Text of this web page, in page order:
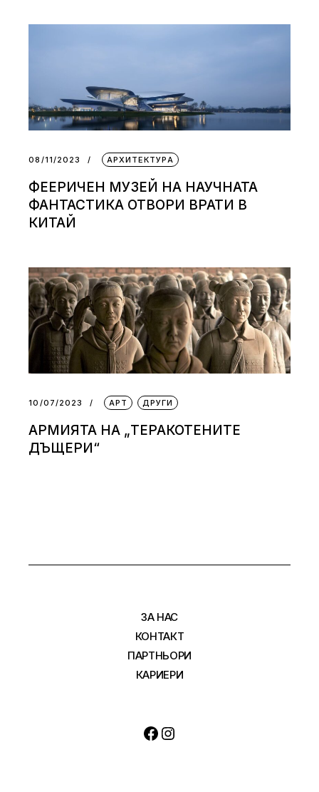
08/11/2023 АРХИТЕКТУРА
ФЕЕРИЧЕН МУЗЕЙ НА НАУЧНАТА
ФАНТАСТИКА ОТВОРИ ВРАТИ В
КИТАЙ
10/07/2023 АРТ ДРУГИ
АРМИЯТА НА „ТЕРАКОТЕНИТЕ
ДЪЩЕРИ“
ЗА НАС
КОНТАКТ
ПАРТНЬОРИ
КАРИЕРИ